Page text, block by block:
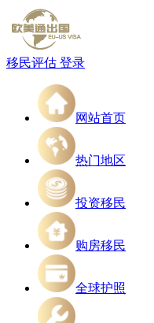
移民评估 登录
网站首页
热门地区
投资移民
购房移民
全球护照